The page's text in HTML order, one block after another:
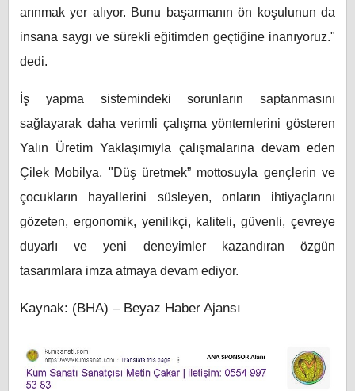
arınmak yer alıyor. Bunu başarmanın ön koşulunun da
insana saygı ve sürekli eğitimden geçtiğine inanıyoruz."
dedi.
İş yapma sistemindeki sorunların saptanmasını
sağlayarak daha verimli çalışma yöntemlerini gösteren
Yalın Üretim Yaklaşımıyla çalışmalarına devam eden
Çilek Mobilya, "Düş üretmek” mottosuyla gençlerin ve
çocukların hayallerini süsleyen, onların ihtiyaçlarını
gözeten, ergonomik, yenilikçi, kaliteli, güvenli, çevreye
duyarlı ve yeni deneyimler kazandıran özgün
tasarımlara imza atmaya devam ediyor.
Kaynak: (BHA) – Beyaz Haber Ajansı